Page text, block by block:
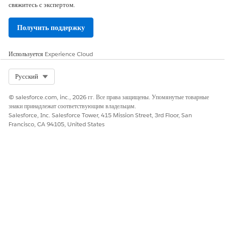
свяжитесь с экспертом.
Получить поддержку
Используется Experience Cloud
Русский
© salesforce.com, inc., 2026 гг. Все права защищены. Упомянутые товарные
знаки принадлежат соответствующим владельцам.
Salesforce, Inc. Salesforce Tower, 415 Mission Street, 3rd Floor, San
Francisco, CA 94105, United States